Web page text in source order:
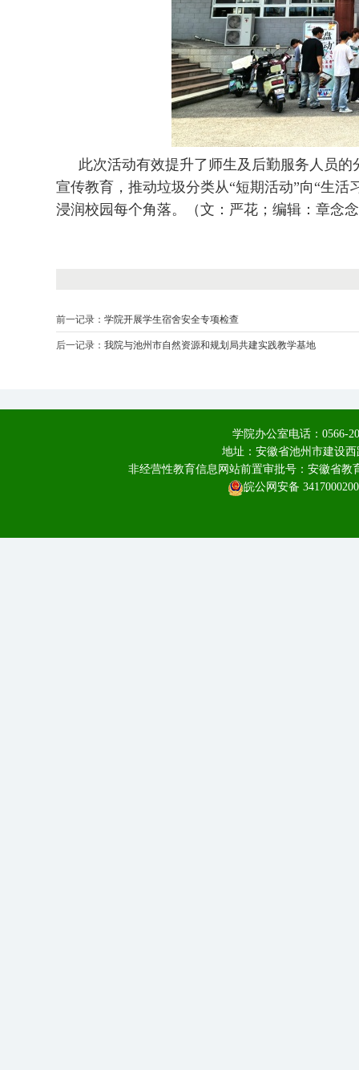
此次活动有效提升了师生及后勤服务人员
宣传教育，推动垃圾分类从“短期活动”向“生
浸润校园每个角落。
（文：严花；编辑：章念
前一记录： 学院开展学生宿舍安全专项检查
后一记录： 我院与池州市自然资源和规划局共建实践教学基地
学院办公室电话：0566-
地址：安徽省池州市建设
非经营性教育信息网站前置审批号：安徽省
皖公网安备